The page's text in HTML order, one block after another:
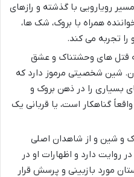
مسیر رویارویی با گذشته و رازهای
همراه با بروک، شک ها،
تجربه می کند.
قتل های وحشتناک و عشق
شین شخصیتی مرموز دارد که
بسیاری را در ذهن بروک و
گناهکار است، یا قربانی یک
و شین و از شاهدان اصلی
روایت دارد و اظهارات او در
مورد بازبینی و پرسش قرار